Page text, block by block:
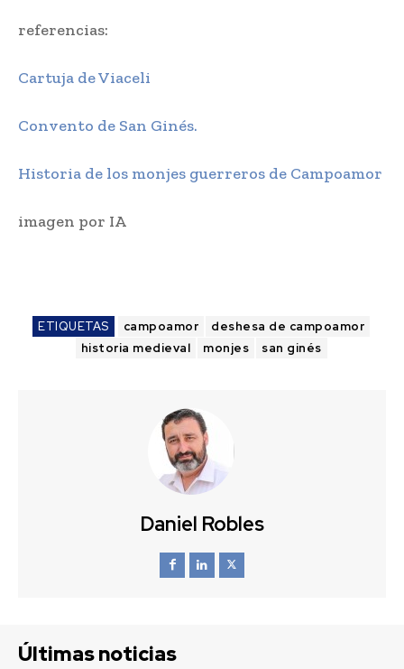
referencias:
Cartuja de Viaceli
Convento de San Ginés.
Historia de los monjes guerreros de Campoamor
imagen por IA
ETIQUETAS campoamor
deshesa de campoamor
historia medieval
monjes san ginés
Daniel Robles
Últimas noticias